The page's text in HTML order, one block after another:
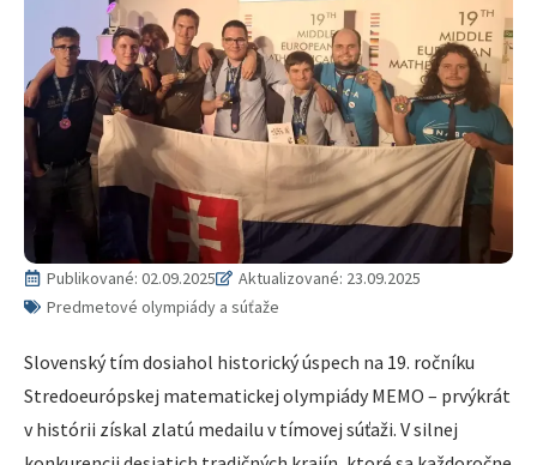
Publikované: 02.09.2025
Aktualizované: 23.09.2025
Predmetové olympiády a súťaže
Slovenský tím dosiahol historický úspech na 19. ročníku
Stredoeurópskej matematickej olympiády MEMO – prvýkrát
v histórii získal zlatú medailu v tímovej súťaži. V silnej